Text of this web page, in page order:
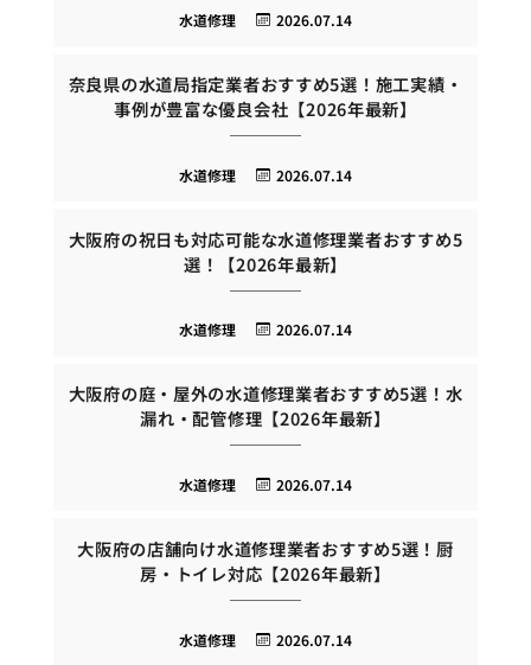
2026.07.14
水道修理
奈良県の水道局指定業者おすすめ5選！施工実績・
事例が豊富な優良会社【2026年最新】
2026.07.14
水道修理
大阪府の祝日も対応可能な水道修理業者おすすめ5
選！【2026年最新】
2026.07.14
水道修理
大阪府の庭・屋外の水道修理業者おすすめ5選！水
漏れ・配管修理【2026年最新】
2026.07.14
水道修理
大阪府の店舗向け水道修理業者おすすめ5選！厨
房・トイレ対応【2026年最新】
2026.07.14
水道修理